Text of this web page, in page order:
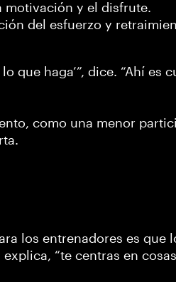
motivación y el disfrute.
del esfuerzo y
que haga’”, dice. “Ahí
como una menor
los entrenadores es
“te centras en